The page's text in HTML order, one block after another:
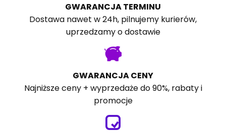
GWARANCJA TERMINU
Dostawa nawet w 24h, pilnujemy kurierów,
uprzedzamy o dostawie
GWARANCJA CENY
Najniższe ceny + wyprzedaże do 90%, rabaty i
promocje